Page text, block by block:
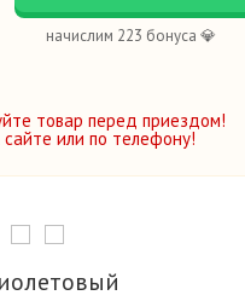
начислим 223 бонуса 💎
товар перед приездом!
или по телефону!